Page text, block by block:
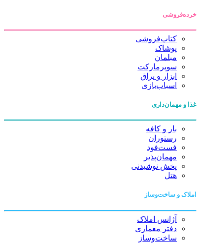
خرده‌فروشی
کتاب‌فروشی
پوشاک
مبلمان
سوپرمارکت
ابزار و یراق
اسباب‌بازی
غذا و مهمان‌داری
بار و کافه
رستوران
فست‌فود
مهمان‌پذیر
پخش نوشیدنی
هتل
املاک و ساخت‌وساز
آژانس املاک
دفتر معماری
ساخت‌وساز